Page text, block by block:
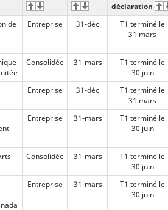
déclaration
de
Entreprise 31-déc
T1 terminé le
31 mars
Consolidée 31-mars
T1 terminé le
30 juin
Entreprise 31-déc
T1 terminé le
31 mars
Entreprise 31-mars
T1 terminé le
30 juin
Consolidée 31-mars
T1 terminé le
30 juin
Entreprise 31-mars
T1 terminé le
30 juin